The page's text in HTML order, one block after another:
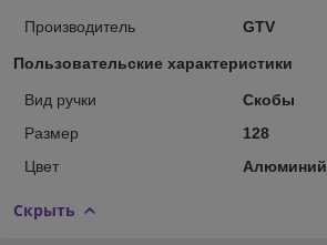
Производитель GTV
Пользовательские характеристики
Вид ручки
Скобы
Размер
128
Цвет
Алюминий
Скрыть